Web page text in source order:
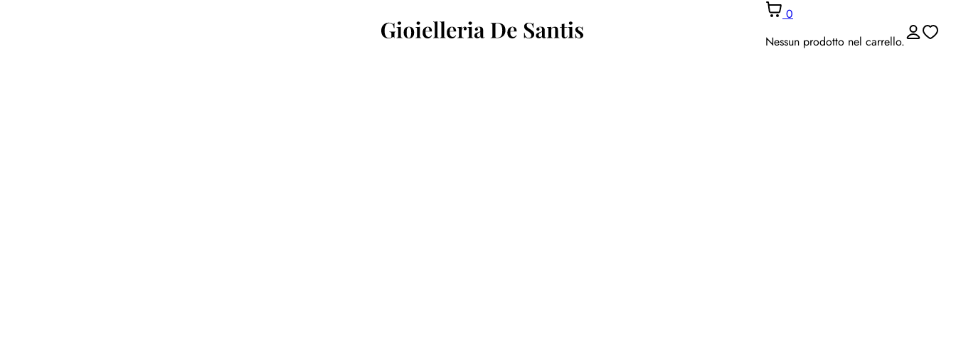
0
Nessun prodotto nel carrello.